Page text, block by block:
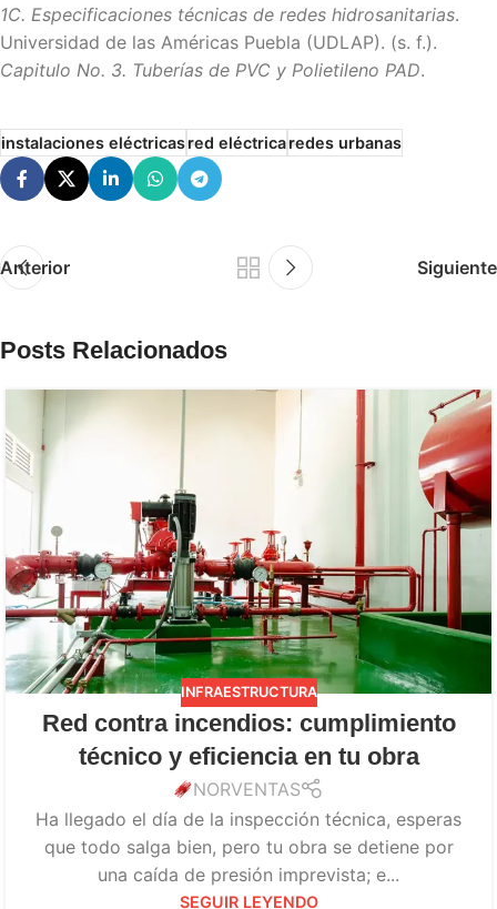
1C. Especificaciones técnicas de redes hidrosanitarias.
Universidad de las Américas Puebla (UDLAP). (s. f.).
Capitulo No. 3. Tuberías de PVC y Polietileno PAD.
instalaciones eléctricasred eléctricaredes urbanas
Anterior Siguiente
Posts Relacionados
INFRAESTRUCTURA
Red contra incendios: cumplimiento
técnico y eficiencia en tu obra
NORVENTAS
Ha llegado el día de la inspección técnica, esperas
que todo salga bien, pero tu obra se detiene por
una caída de presión imprevista; e...
SEGUIR LEYENDO